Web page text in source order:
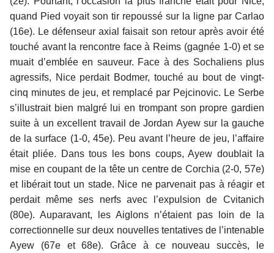
quand Pied voyait son tir repoussé sur la ligne par Carlao
(16e). Le défenseur axial faisait son retour après avoir été
touché avant la rencontre face à Reims (gagnée 1-0) et se
muait d’emblée en sauveur. Face à des Sochaliens plus
agressifs, Nice perdait Bodmer, touché au bout de vingt-
cinq minutes de jeu, et remplacé par Pejcinovic. Le Serbe
s’illustrait bien malgré lui en trompant son propre gardien
suite à un excellent travail de Jordan Ayew sur la gauche
de la surface (1-0, 45e). Peu avant l’heure de jeu, l’affaire
était pliée. Dans tous les bons coups, Ayew doublait la
mise en coupant de la tête un centre de Corchia (2-0, 57e)
et libérait tout un stade. Nice ne parvenait pas à réagir et
perdait même ses nerfs avec l’expulsion de Cvitanich
(80e). Auparavant, les Aiglons n’étaient pas loin de la
correctionnelle sur deux nouvelles tentatives de l’intenable
Ayew (67e et 68e). Grâce à ce nouveau succès, le